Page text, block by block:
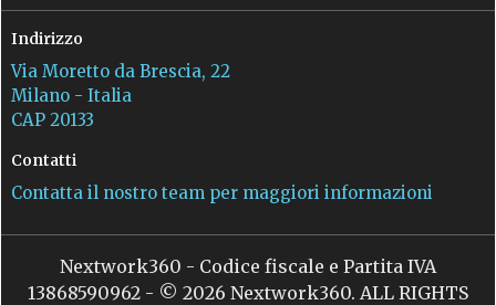
Indirizzo
Via Moretto da Brescia, 22
Milano - Italia
CAP 20133
Contatti
Contatta il nostro team per maggiori informazioni
Nextwork360 - Codice fiscale e Partita IVA
13868590962 - © 2026 Nextwork360. ALL RIGHTS